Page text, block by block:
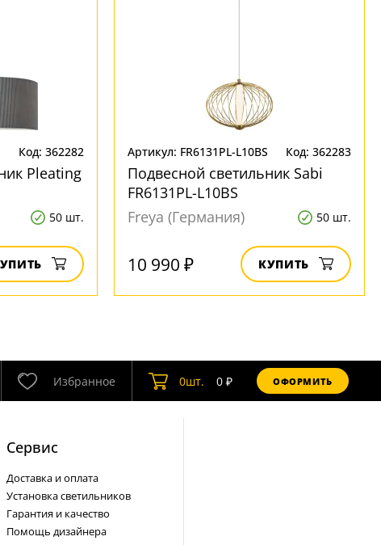
Код: 362282
Pleating
50 шт.
Артикул: FR6131PL-L10BS Код: 362283
Подвесной светильник Sabi
FR6131PL-L10BS
Freya (Германия)
50 шт.
10 990 ₽ КУПИТЬ
Избранное 0шт. 0₽ ОФОРМИТЬ
Сервис
Доставка и оплата
Установка светильников
Гарантия и качество
Помощь дизайнера